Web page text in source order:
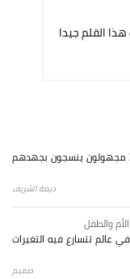
القلم جيدا
مجهولون ينسجون بجهدهم
ديمة الشريف
والطفل
عالم تتسارع فيه التغيرات
صميم